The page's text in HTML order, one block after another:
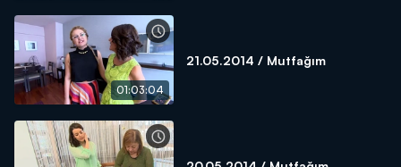
01:03:04
21.05.2014 / Mutfağım